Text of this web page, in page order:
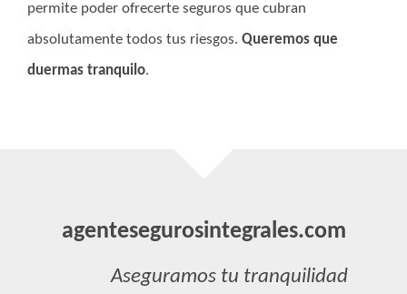
permite poder ofrecerte seguros que cubran
absolutamente todos tus riesgos. Queremos que
duermas tranquilo.
agentesegurosintegrales.com
Aseguramos tu tranquilidad